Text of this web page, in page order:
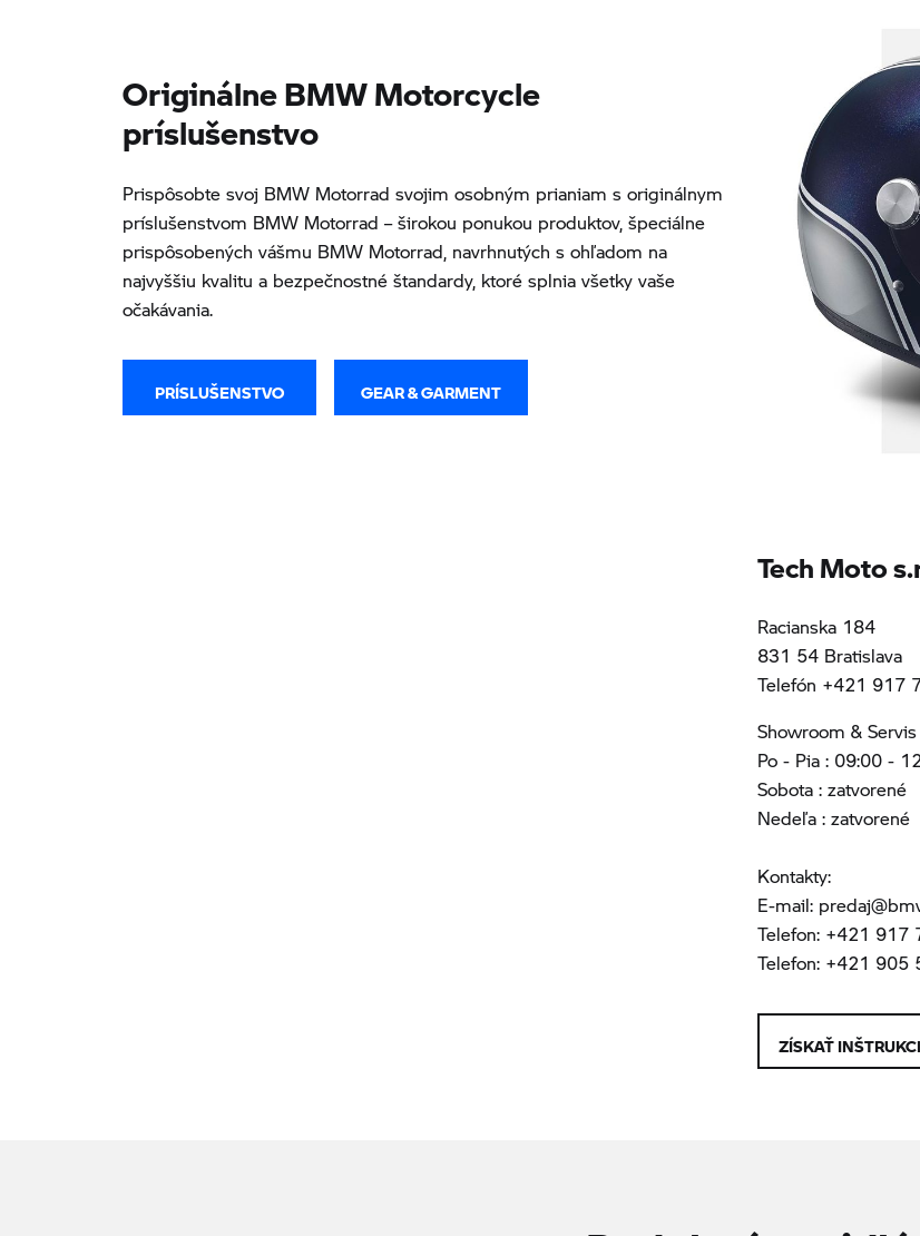
Originálne BMW Motorcycle
príslušenstvo
Prispôsobte svoj BMW Motorrad svojim osobným prianiam s originálnym
príslušenstvom BMW Motorrad – širokou ponukou produktov, špeciálne
prispôsobených vášmu BMW Motorrad, navrhnutých s ohľadom na
najvyššiu kvalitu a bezpečnostné štandardy, ktoré splnia všetky vaše
očakávania.
PRÍSLUŠENSTVO GEAR & GARMENT
Tech Moto
Racianska 184
831 54 Bratislava
Telefón +421 917
Showroom & Servis
Po - Pia : 09:00 -
Sobota : zatvorené
Nedeľa : zatvorené
Kontakty:
E-mail:
Telefon: +421 917
Telefon: +421 905
ZÍSKAŤ